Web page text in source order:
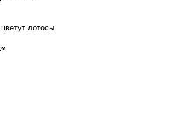
лотосы